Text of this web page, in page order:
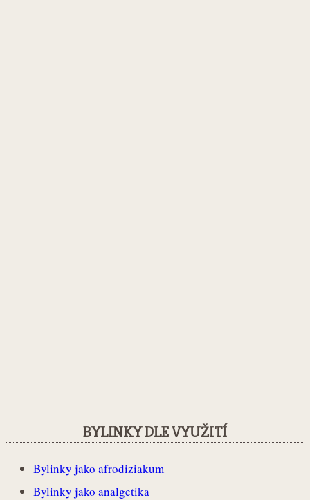
BYLINKY DLE VYUŽITÍ
Bylinky jako afrodiziakum
Bylinky jako analgetika